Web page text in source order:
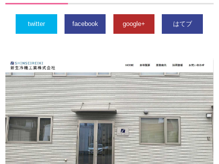
twitter facebook google+ はてブ